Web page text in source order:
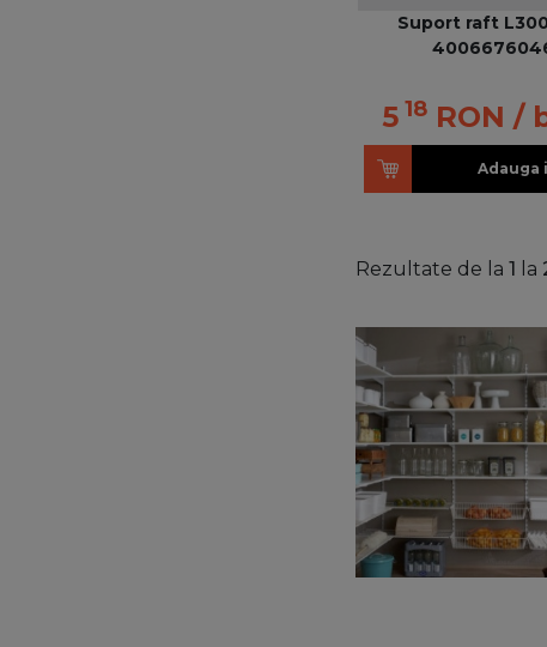
Suport raft L300
5 18 RON /
Adauga
Rezultate de la 1 la